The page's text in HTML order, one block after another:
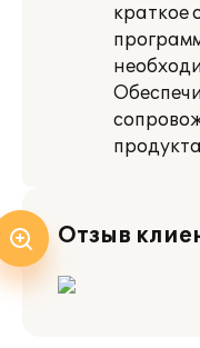
краткое
Отзыв